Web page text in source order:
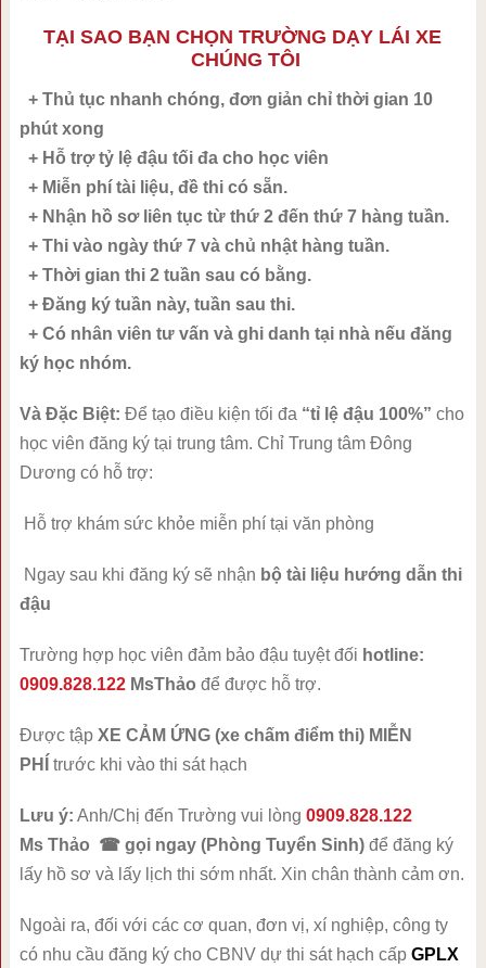
TẠI SAO BẠN CHỌN TRƯỜNG DẠY LÁI XE
CHÚNG TÔI
+ Thủ tục nhanh chóng, đơn giản chỉ thời gian 10
phút xong
+ Hỗ trợ tỷ lệ đậu tối đa cho học viên
+ Miễn phí tài liệu, đề thi có sẵn.
+ Nhận hồ sơ liên tục từ thứ 2 đến thứ 7 hàng tuần.
+ Thi vào ngày thứ 7 và chủ nhật hàng tuần.
+ Thời gian thi 2 tuần sau có bằng.
+ Đăng ký tuần này, tuần sau thi.
+ Có nhân viên tư vấn và ghi danh tại nhà nếu đăng
ký học nhóm.
Và Đặc Biệt: Để tạo điều kiện tối đa “tỉ lệ đậu 100%” cho
học viên đăng ký tại trung tâm. Chỉ Trung tâm Đông
Dương có hỗ trợ:
Hỗ trợ khám sức khỏe miễn phí tại văn phòng
Ngay sau khi đăng ký sẽ nhận bộ tài liệu hướng dẫn thi
đậu
Trường hợp học viên đảm bảo đậu tuyệt đối hotline:
0909.828.122MsThảo để được hỗ trợ.
Được tập XE CẢM ỨNG (xe chấm điểm thi) MIỄN
PHÍ
trước khi vào thi sát hạch
Lưu ý: Anh/Chị đến Trường vui lòng 0909.828.122
Ms Thảo ☎ gọi ngay (Phòng Tuyển Sinh) để đăng ký
lấy hồ sơ và lấy lịch thi sớm nhất. Xin chân thành cảm ơn.
Ngoài ra, đối với các cơ quan, đơn vị, xí nghiệp, công ty
có nhu cầu đăng ký cho CBNV dự thi sát hạch cấp GPLX